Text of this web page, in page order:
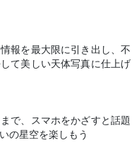
報を最大限に引き出し、不
て美しい天体写真に仕上げ
で、スマホをかざすと話題
の星空を楽しもう